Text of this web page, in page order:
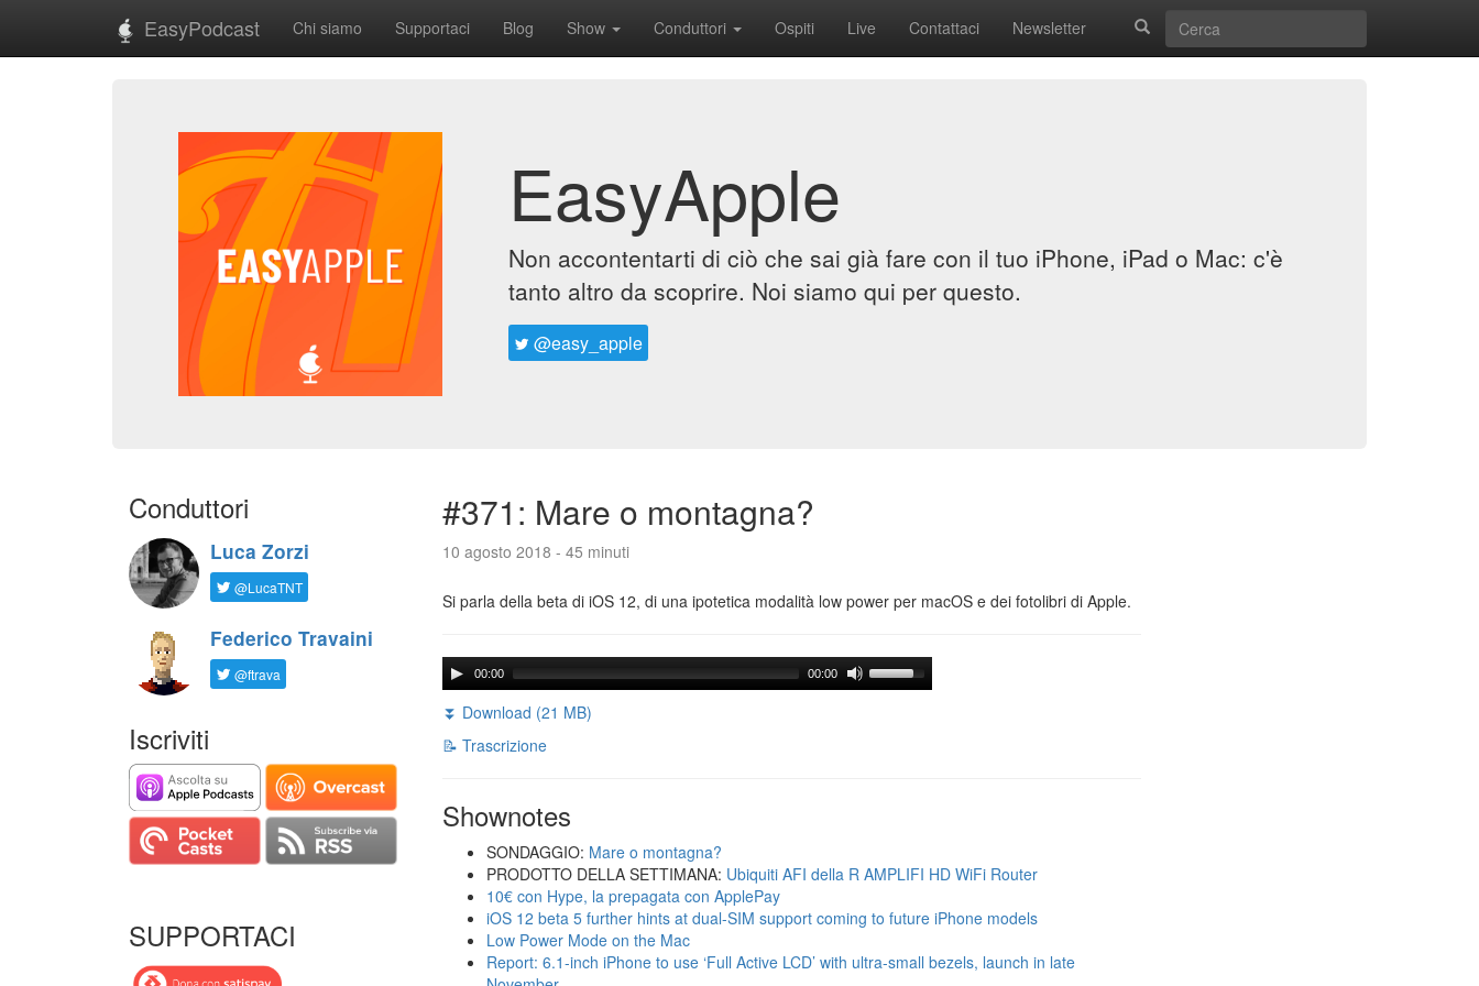
EasyPodcast Chi siamo Supportaci Blog Show Conduttori Ospiti Live Contattaci Newsletter
EasyApple
Non accontentarti di ciò che sai già fare con il tuo iPhone, iPad o Mac: c'è
tanto altro da scoprire. Noi siamo qui per questo.
@easy_apple
Conduttori
Luca Zorzi
@LucaTNT
Federico Travaini
@ftrava
Iscriviti
SUPPORTACI
#371: Mare o montagna?
10 agosto 2018 - 45 minuti
Si parla della beta di iOS 12, di una ipotetica modalità low power per macOS e dei fotolibri di Apple.
00:00 00:00
⏬ Download (21 MB)
📝 Trascrizione
Shownotes
SONDAGGIO: Mare o montagna?
PRODOTTO DELLA SETTIMANA: Ubiquiti AFI della R AMPLIFI HD WiFi Router
10€ con Hype, la prepagata con ApplePay
iOS 12 beta 5 further hints at dual-SIM support coming to future iPhone models
Low Power Mode on the Mac
Report: 6.1-inch iPhone to use ‘Full Active LCD’ with ultra-small bezels, launch in late